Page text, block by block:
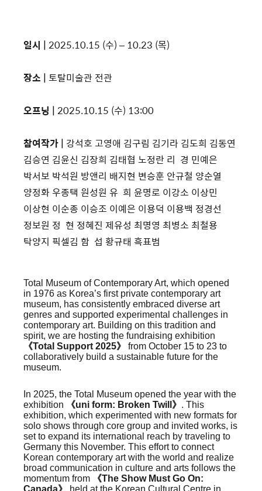
일시 |2025.10.15 (수) – 10.23 (목)
장소 | 토탈미술관 전관
오프닝 | 2025.10.15 (수) 13:00
참여작가 | 강석호 고영애 김구림 김기라 김도희 김동연
김승연 김윤신 김장희 김태협 노정란 리 경 민예은
박서보 박석원 방앤리 배지현 변승훈 안규철 양순열
양정화 우종택 원성원 유 희 윤명로 이강소 이상민
이상현 이순종 이승조 이예은 이용덕 이용백 정경선
정보원 정 현 정혜진 제유성 최명영 최병소 최철용
탁양지 픽셀김 함 섭 황규태 흑표범
Total Museum of Contemporary Art, which opened
in 1976 as Korea’s first private contemporary art
museum, has consistently embraced diverse art
genres and supported experimental challenges in
contemporary art. Building on this tradition and
spirit, we are hosting the fundraising exhibition
《Total Support 2025》
from October 15 to 23 to
collaboratively build a sustainable future for the
museum.
In 2025, the Total Museum opened the year with the
exhibition
《uni form: Broken Twill》 . This
exhibition, which experimented with new formats for
solo shows through core group and invited works, is
set to expand its international reach by traveling to
Germany this November. This effort to connect
Korean contemporary art with the world and realize
broad communication in culture and arts follows the
momentum from
《The Show Must Go On:
Canada》
held at the Korean Cultural Centre in